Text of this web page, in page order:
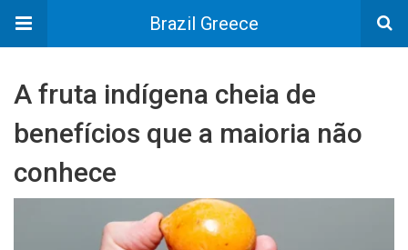
Brazil Greece
A fruta indígena cheia de
benefícios que a maioria não
conhece